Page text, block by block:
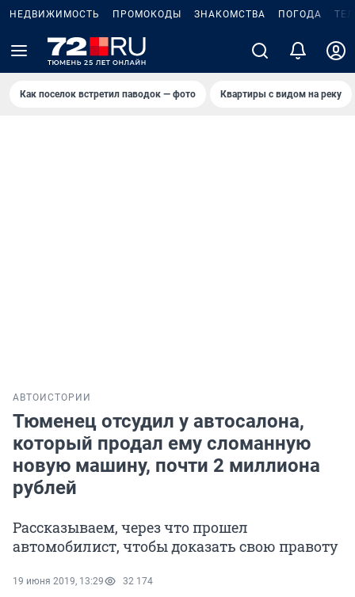
НЕДВИЖИМОСТЬ ПРОМОКОДЫ ЗНАКОМСТВА ПОГОДА
Как поселок встретил паводок — фото Квартиры с видом на реку
АВТО ИСТОРИИ
Тюменец отсудил у автосалона,
который продал ему сломанную
новую машину, почти 2 миллиона
рублей
Рассказываем, через что прошел
автомобилист, чтобы доказать свою правоту
19 июня 2019, 13:29 32 174